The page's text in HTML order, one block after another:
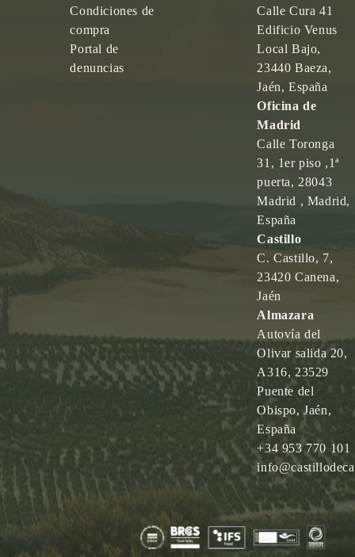
Condiciones de
compra
Portal de
denuncias
Calle Cura 41
Edificio Venus
Local Bajo,
23440 Baeza,
Jaén, España
Oficina de
Madrid
Calle Toronga
31, 1er piso ,1ª
puerta, 28043
Madrid , Madrid,
España
Castillo
C. Castillo, 7,
23420 Canena,
Jaén
Almazara
Autovía del
Olivar salida 20,
A316, 23529
Puente del
Obispo, Jaén,
España
+34 953 770 101